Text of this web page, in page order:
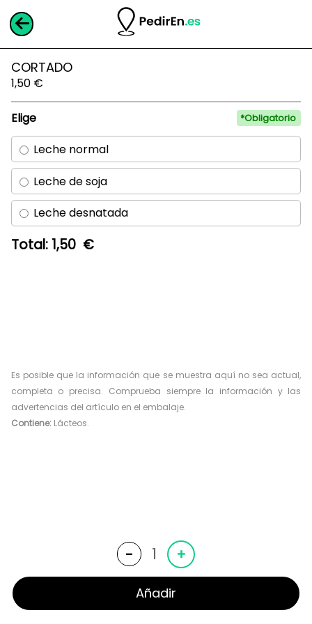
CORTADO
1,50 €
Elige
Leche normal
Leche de soja
Leche desnatada
Total: 1,50 €
-
Cortado
cantidad
+
Añadir
Es posible que la información que se muestra aquí no sea actual,
completa o precisa. Comprueba siempre la información y las
advertencias del artículo en el embalaje.
Contiene:Lácteos.